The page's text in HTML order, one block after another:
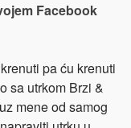
Facebook
pa ću krenuti
sa utrkom Brzi &
mene od samog